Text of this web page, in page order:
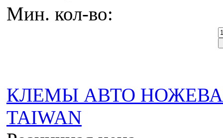
Мин. кол-во:
КЛЕМЫ АВТО НОЖЕВАЯ
TAIWAN